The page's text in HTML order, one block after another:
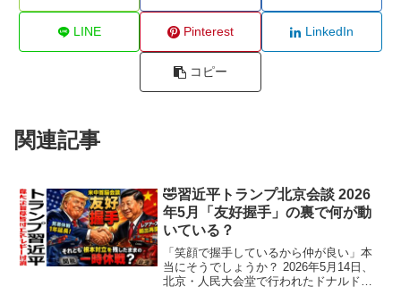
LINE Pinterest LinkedIn
コピー
関連記事
🤣習近平トランプ北京会談 2026
年5月「友好握手」の裏で何が動
いている？
「笑顔で握手しているから仲が良い」本
当にそうでしょうか？ 2026年5月14日、
北京・人民大会堂で行われたドナルド・